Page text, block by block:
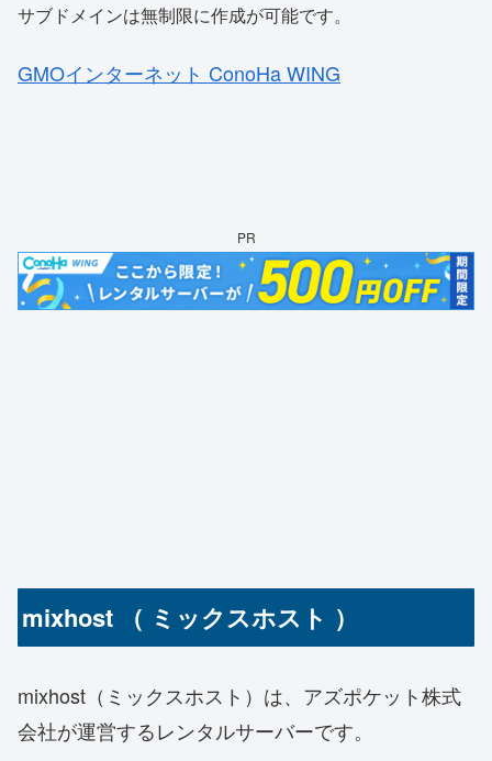
サブドメインは無制限に作成が可能です。
GMOインターネット ConoHa WING
PR
mixhost （ ミックスホスト ）
mixhost（ミックスホスト）は、アズポケット株式
会社が運営するレンタルサーバーです。